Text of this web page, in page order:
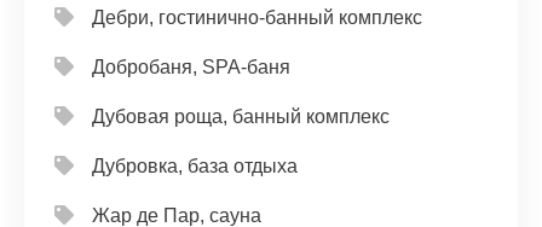
Дебри, гостинично-банный комплекс
Добробаня, SPA-баня
Дубовая роща, банный комплекс
Дубровка, база отдыха
Жар де Пар, сауна